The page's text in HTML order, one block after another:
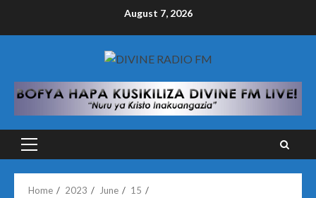
August 7, 2026
Primary
Home 2023 June
15